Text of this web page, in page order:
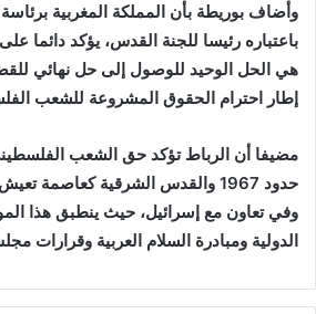
وأضاف بوريطة بأن المملكة المغربية
باعتباره رئيسا للجنة القدس، يؤكد دائما
هي الحل الوحيد للوصول إلى حل نهائي
إطار احترام الحقوق المشروعة للشعب
مضيفا أن الرباط تؤكد حق الشعب
حدود 1967 والقدس الشرقية كعاصمة
وفي تعاون مع إسرائيل، حيث ينطبق هذا
الدولية ومبادرة السلام العربية وقرارات